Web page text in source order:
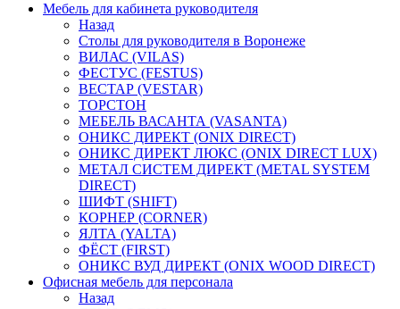
Мебель для кабинета руководителя
Назад
Столы для руководителя в Воронеже
ВИЛАС (VILAS)
ФЕСТУС (FESTUS)
ВЕСТАР (VESTAR)
ТОРСТОН
МЕБЕЛЬ ВАСАНТА (VASANTA)
ОНИКС ДИРЕКТ (ONIX DIRECT)
ОНИКС ДИРЕКТ ЛЮКС (ONIX DIRECT LUX)
МЕТАЛ СИСТЕМ ДИРЕКТ (METAL SYSTEM
DIRECT)
ШИФТ (SHIFT)
КОРНЕР (CORNER)
ЯЛТА (YALTA)
ФЁСТ (FIRST)
ОНИКС ВУД ДИРЕКТ (ONIX WOOD DIRECT)
Офисная мебель для персонала
Назад